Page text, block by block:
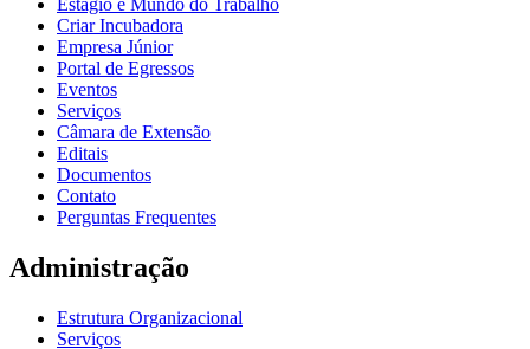
Estágio e Mundo do Trabalho
Criar Incubadora
Empresa Júnior
Portal de Egressos
Eventos
Serviços
Câmara de Extensão
Editais
Documentos
Contato
Perguntas Frequentes
Administração
Estrutura Organizacional
Serviços